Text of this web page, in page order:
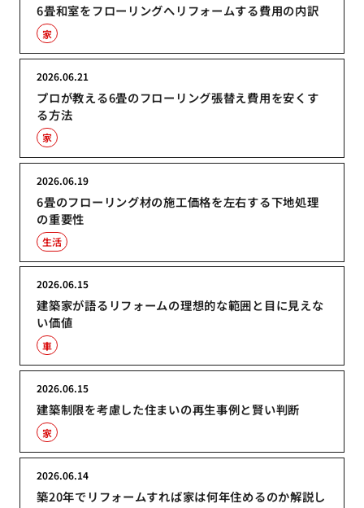
6畳和室をフローリングへリフォームする費用の内訳
家
プロが教える6畳のフローリング張替え費用を安くす
る方法
2026.06.21
家
6畳のフローリング材の施工価格を左右する下地処理
の重要性
2026.06.19
生活
建築家が語るリフォームの理想的な範囲と目に見えな
い価値
2026.06.15
車
建築制限を考慮した住まいの再生事例と賢い判断
2026.06.15
家
築20年でリフォームすれば家は何年住めるのか解説し
2026.06.14